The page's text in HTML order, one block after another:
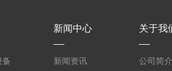
备
新闻中心
新闻资讯
关于我
公司简介